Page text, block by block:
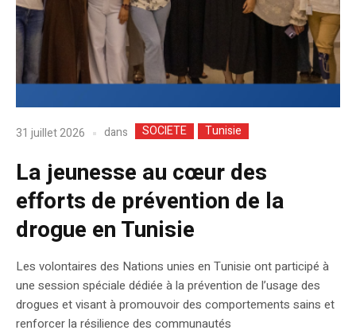
31 juillet 2026 dans SOCIETE Tunisie
La jeunesse au cœur des
efforts de prévention de la
drogue en Tunisie
Les volontaires des Nations unies en Tunisie ont participé à
une session spéciale dédiée à la prévention de l’usage des
drogues et visant à promouvoir des comportements sains et
renforcer la résilience des communautés